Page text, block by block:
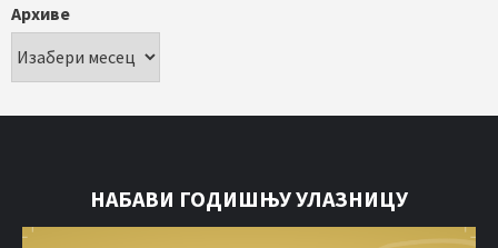
Архиве
НАБАВИ ГОДИШЊУ УЛАЗНИЦУ